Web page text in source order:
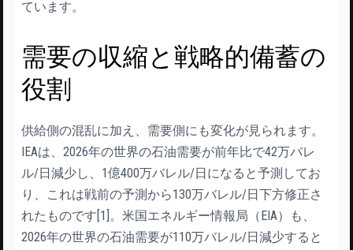
ています。
需要の収縮と戦略的備蓄の
役割
供給側の混乱に加え、需要側にも変化が見られます。
IEAは、2026年の世界の石油需要が前年比で42万バレ
ル/日減少し、1億400万バレル/日になると予測してお
り、これは戦前の予測から130万バレル/日下方修正さ
れたものです[1]。米国エネルギー情報局（EIA）も、
2026年の世界の石油需要が110万バレル/日減少すると